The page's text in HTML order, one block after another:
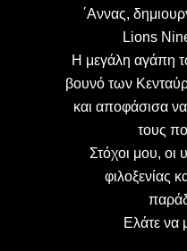
΄Αννας,
Lions
H μεγάλη αγάπη
βουνό των
και αποφάσισα
τους
Στόχοι μου, οι
φιλοξενίας
Ελάτε να